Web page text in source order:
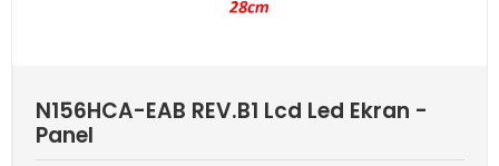
N156HCA-EAB REV.B1 Lcd Led Ekran -
Panel